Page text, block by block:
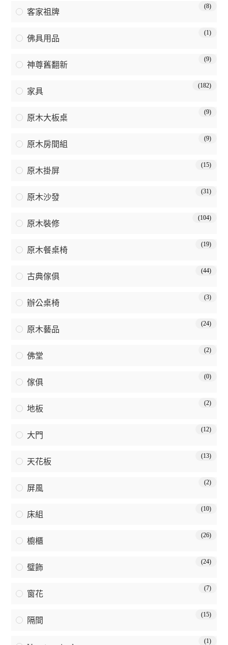
客家祖牌
(8)
佛具用品
(1)
神尊舊翻新
(9)
家具
(182)
原木大板桌
(9)
原木房間組
(9)
原木掛屏
(15)
原木沙發
(31)
原木裝修
(104)
原木餐桌椅
(19)
古典傢俱
(44)
辦公桌椅
(3)
原木藝品
(24)
佛堂
(2)
傢俱
(0)
地板
(2)
大門
(12)
天花板
(13)
屏風
(2)
床組
(10)
櫥櫃
(26)
璧飾
(24)
窗花
(7)
隔間
(15)
(1)